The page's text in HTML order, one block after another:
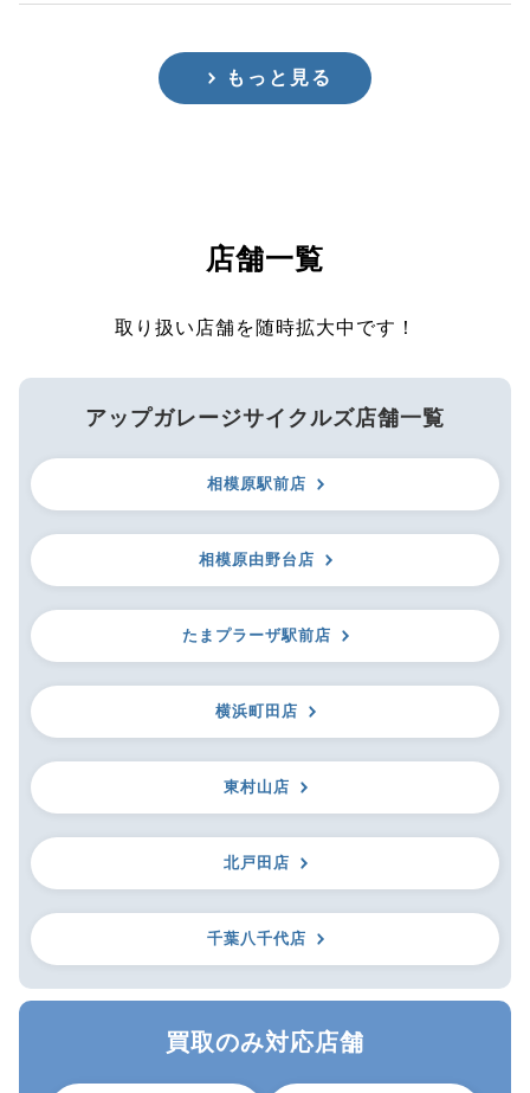
もっと見る
店舗一覧
取り扱い店舗を随時拡大中です！
アップガレージサイクルズ店舗一覧
相模原駅前店
相模原由野台店
たまプラーザ駅前店
横浜町田店
東村山店
北戸田店
千葉八千代店
買取のみ対応店舗